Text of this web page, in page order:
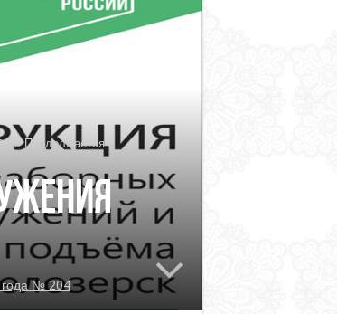
/ Продолжается
года № 204